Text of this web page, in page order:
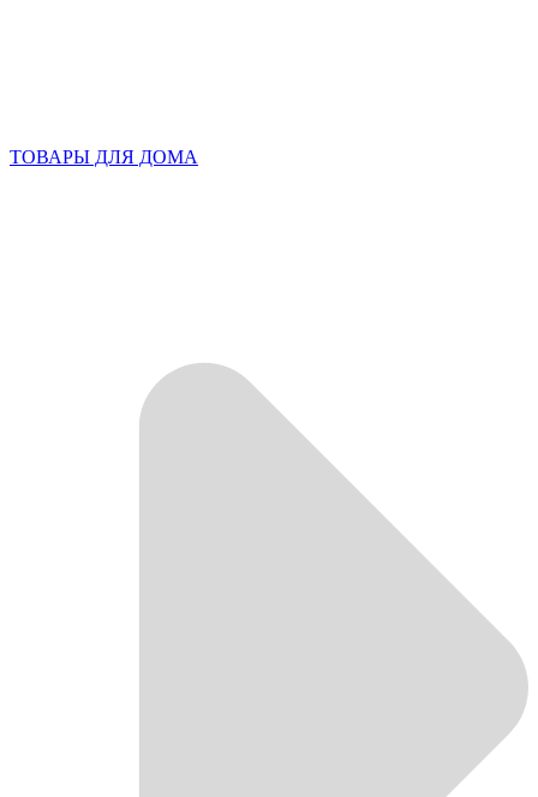
ТОВАРЫ ДЛЯ ДОМА